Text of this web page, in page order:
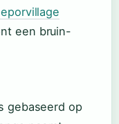
een bruin-
gebaseerd op